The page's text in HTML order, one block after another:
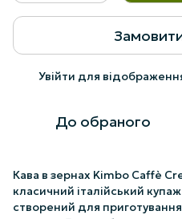
Увійти для
До обраного
Кава в зернах Kimbo Caffè
класичний італійський
створений для